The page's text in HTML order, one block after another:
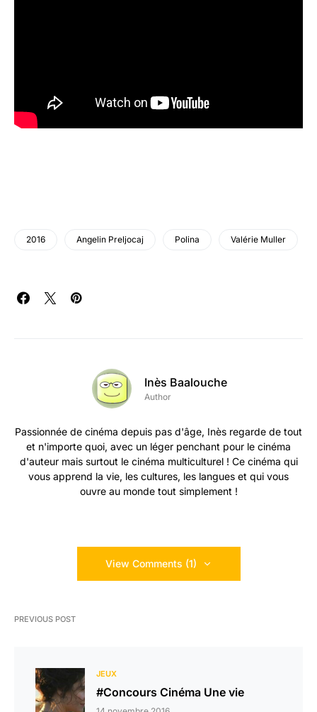
2016 Angelin Preljocaj Polina Valérie Muller
Inès Baalouche
Author
Passionnée de cinéma depuis pas d'âge, Inès regarde de tout
et n'importe quoi, avec un léger penchant pour le cinéma
d'auteur mais surtout le cinéma multiculturel ! Ce cinéma qui
vous apprend la vie, les cultures, les langues et qui vous
ouvre au monde tout simplement !
View Comments (1)
PREVIOUS POST
JEUX
#Concours Cinéma Une vie